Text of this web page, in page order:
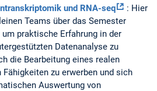
und RNA-seq
: Hier
Teams über das Semester
praktische Erfahrung in der
Datenanalyse zu
die Bearbeitung eines realen
zu erwerben und sich
Auswertung von